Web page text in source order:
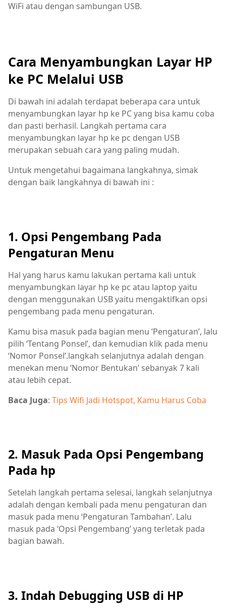
WiFi atau dengan sambungan USB.
Cara Menyambungkan Layar HP
ke PC Melalui USB
Di bawah ini adalah terdapat beberapa cara untuk
menyambungkan layar hp ke PC yang bisa kamu coba
dan pasti berhasil. Langkah pertama cara
menyambungkan layar hp ke pc dengan USB
merupakan sebuah cara yang paling mudah.
Untuk mengetahui bagaimana langkahnya, simak
dengan baik langkahnya di bawah ini :
1. Opsi Pengembang Pada
Pengaturan Menu
Hal yang harus kamu lakukan pertama kali untuk
menyambungkan layar hp ke pc atau laptop yaitu
dengan menggunakan USB yaitu mengaktifkan opsi
pengembang pada menu pengaturan.
Kamu bisa masuk pada bagian menu ‘Pengaturan’, lalu
pilih ‘Tentang Ponsel’, dan kemudian klik pada menu
‘Nomor Ponsel’.langkah selanjutnya adalah dengan
menekan menu ‘Nomor Bentukan’ sebanyak 7 kali
atau lebih cepat.
Baca Juga: Tips Wifi Jadi Hotspot, Kamu Harus Coba
2. Masuk Pada Opsi Pengembang
Pada hp
Setelah langkah pertama selesai, langkah selanjutnya
adalah dengan kembali pada menu pengaturan dan
masuk pada menu ‘Pengaturan Tambahan’. Lalu
masuk pada ‘Opsi Pengembang’ yang terletak pada
bagian bawah.
3. Indah Debugging USB di HP